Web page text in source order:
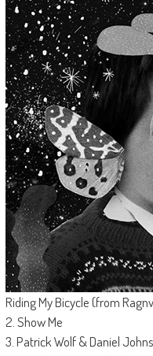
Riding My Bicycle (from
2. Show Me
3. Patrick Wolf & Daniel Johns